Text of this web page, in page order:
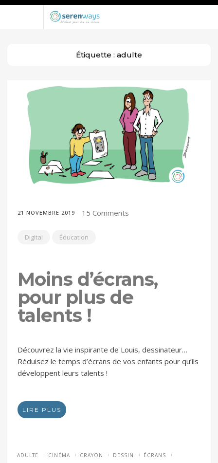
Étiquette : adulte
21 NOVEMBRE 2019 15 Comments
Digital Éducation
Moins d’écrans,
pour plus de
talents !
Découvrez la vie inspirante de Louis, dessinateur…
Réduisez le temps d’écrans de vos enfants pour qu’ils
développent leurs talents !
LIRE PLUS
ADULTE CINÉMA CRAYON DESSIN
ÉCRANS